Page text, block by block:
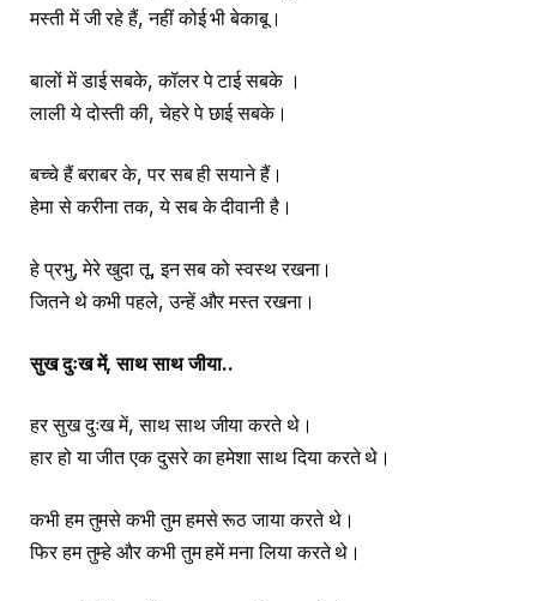
मस्ती में जी रहे हैं, नहीं कोई भी बेकाबू।
बालों में डाई सबके, कॉलर पे टाई सबके ।
लाली ये दोस्ती की, चेहरे पे छाई सबके।
बच्चे हैं बराबर के, पर सब ही सयाने हैं।
हेमा से करीना तक, ये सब के दीवानी है।
हे प्रभु, मेरे खुदा तू, इन सब को स्वस्थ रखना।
जितने थे कभी पहले, उन्हें और मस्त रखना।
सुख दुःख में,साथ साथ जीया..
हर सुख दुःख में, साथ साथ जीया करते थे।
हार हो या जीत एक दुसरे का हमेशा साथ दिया करते थे।
कभी हम तुमसे कभी तुम हमसे रूठ जाया करते थे।
फिर हम तुम्हे और कभी तुम हमें मना लिया करते थे।